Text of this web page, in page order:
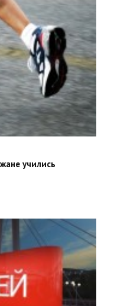
учились